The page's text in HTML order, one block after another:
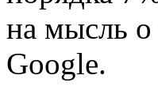
на мысль о
Google.